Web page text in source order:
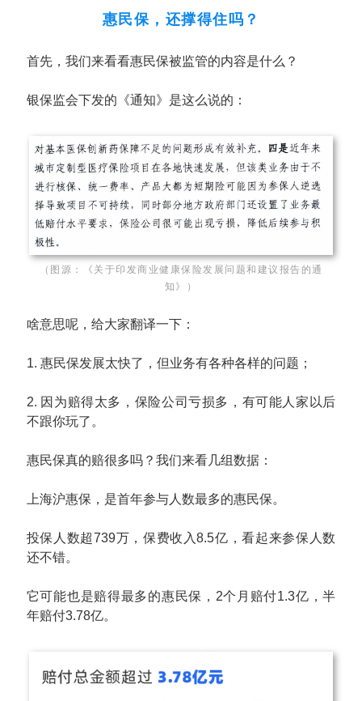
惠民保，还撑得住吗？
首先，我们来看看惠民保被监管的内容是什么？
银保监会下发的《通知》是这么说的：
（图源：《关于印发商业健康保险发展问题和建议报告的通
知》）
啥意思呢，给大家翻译一下：
1. 惠民保发展太快了，但业务有各种各样的问题；
2. 因为赔得太多，保险公司亏损多，有可能人家以后
不跟你玩了。
惠民保真的赔很多吗？我们来看几组数据：
上海沪惠保，是首年参与人数最多的惠民保。
投保人数超739万，保费收入8.5亿，看起来参保人数
还不错。
它可能也是赔得最多的惠民保，2个月赔付1.3亿，半
年赔付3.78亿。